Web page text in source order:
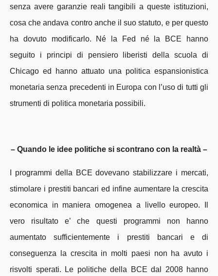
senza avere garanzie reali tangibili a queste istituzioni,
cosa che andava contro anche il suo statuto, e per questo
ha dovuto modificarlo. Né la Fed né la BCE hanno
seguito i principi di pensiero liberisti della scuola di
Chicago ed hanno attuato una politica espansionistica
monetaria senza precedenti in Europa con l’uso di tutti gli
strumenti di politica monetaria possibili.
– Quando le idee politiche si scontrano con la realtà –
I programmi della BCE dovevano stabilizzare i mercati,
stimolare i prestiti bancari ed infine aumentare la crescita
economica in maniera omogenea a livello europeo. Il
vero risultato e’ che questi programmi non hanno
aumentato sufficientemente i prestiti bancari e di
conseguenza la crescita in molti paesi non ha avuto i
risvolti sperati. Le politiche della BCE dal 2008 hanno